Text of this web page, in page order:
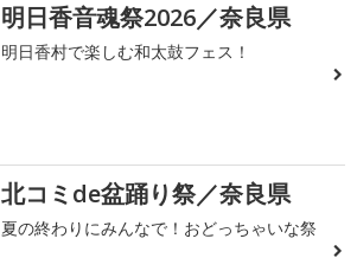
明日香音魂祭2026／奈良県
明日香村で楽しむ和太鼓フェス！
北コミde盆踊り祭／奈良県
夏の終わりにみんなで！おどっちゃいな祭